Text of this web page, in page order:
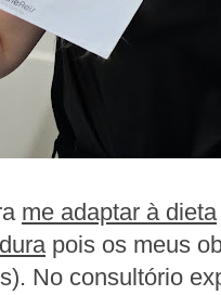
me adaptar à dieta
pois os meus
No consultório